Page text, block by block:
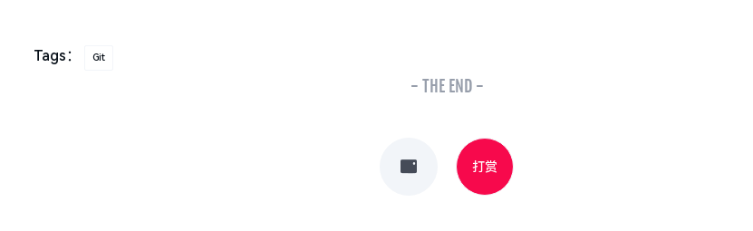
Tags： Git
- THE END -
打赏